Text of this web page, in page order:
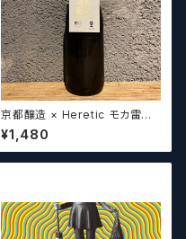
京都醸造 × Heretic モカ雷神 /
Kyoto × Heretic MOCHA T
HUNDER【クラフトビールシザ
ーズ】
¥1,480